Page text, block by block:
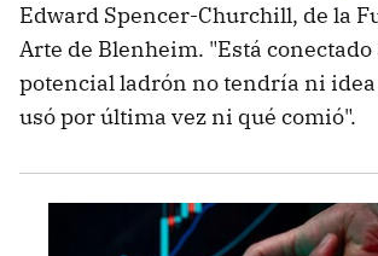
Edward Spencer-Churchill, de la
Arte de Blenheim. "Está conectado
potencial ladrón no tendría ni
usó por última vez ni qué comió".